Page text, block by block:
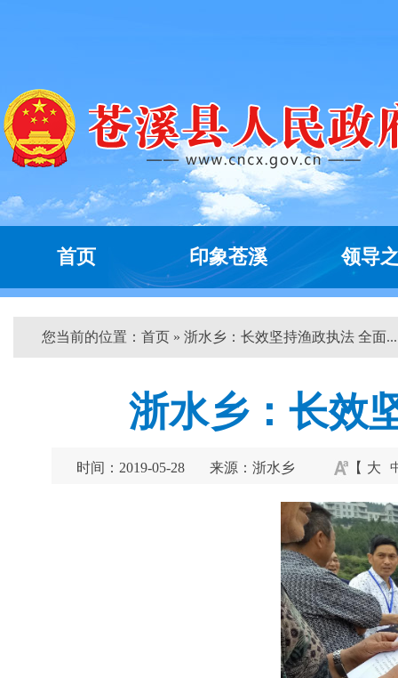
首页 印象苍溪 领导
您当前的位置： 首页 » 浙水乡：长效坚持渔政执法 全面
浙水乡：长效
时间：2019-05-28 来源：浙水乡 【 大